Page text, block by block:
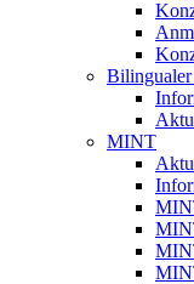
MINT